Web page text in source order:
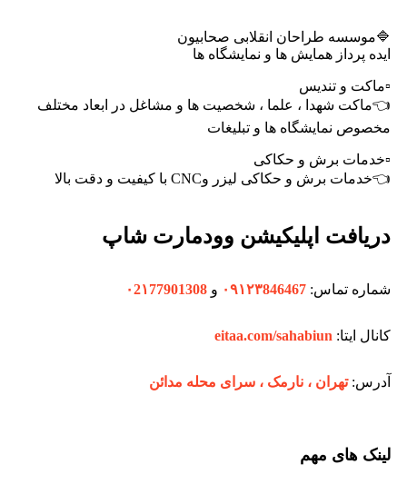
🔷موسسه طراحان انقلابی صحابیون
ایده پرداز همایش ها و نمایشگاه ها
▫️ماکت و تندیس
👈ماکت شهدا ، علما ، شخصیت ها و مشاغل در ابعاد مختلف
مخصوص نمایشگاه ها و تبلیغات
▫️خدمات برش و حکاکی
👈خدمات برش و حکاکی لیزر وCNC با کیفیت و دقت بالا
دریافت اپلیکیشن وودمارت شاپ
شماره تماس: ۰۹۱۲۳846467 و ۰2۱77901308
کانال ایتا: eitaa.com/sahabiun
آدرس:تهران ،‌ نارمک ، سرای محله مدائن
لینک های مهم